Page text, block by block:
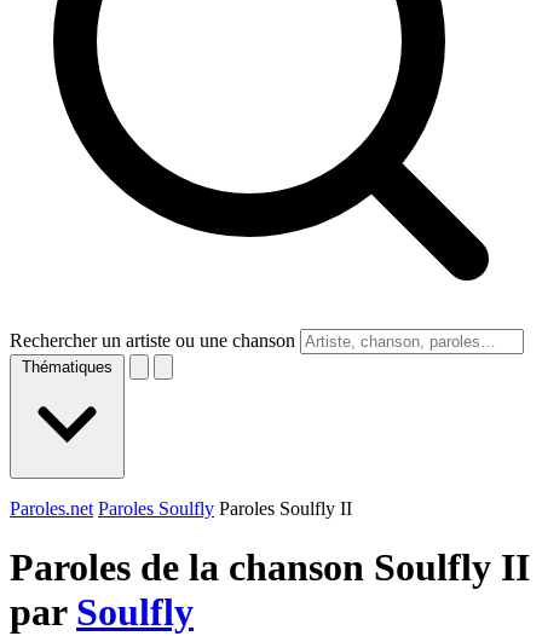
Rechercher un artiste ou une chanson
Thématiques
Paroles.net Paroles Soulfly Paroles Soulfly II
Paroles de la chanson Soulfly II
par Soulfly